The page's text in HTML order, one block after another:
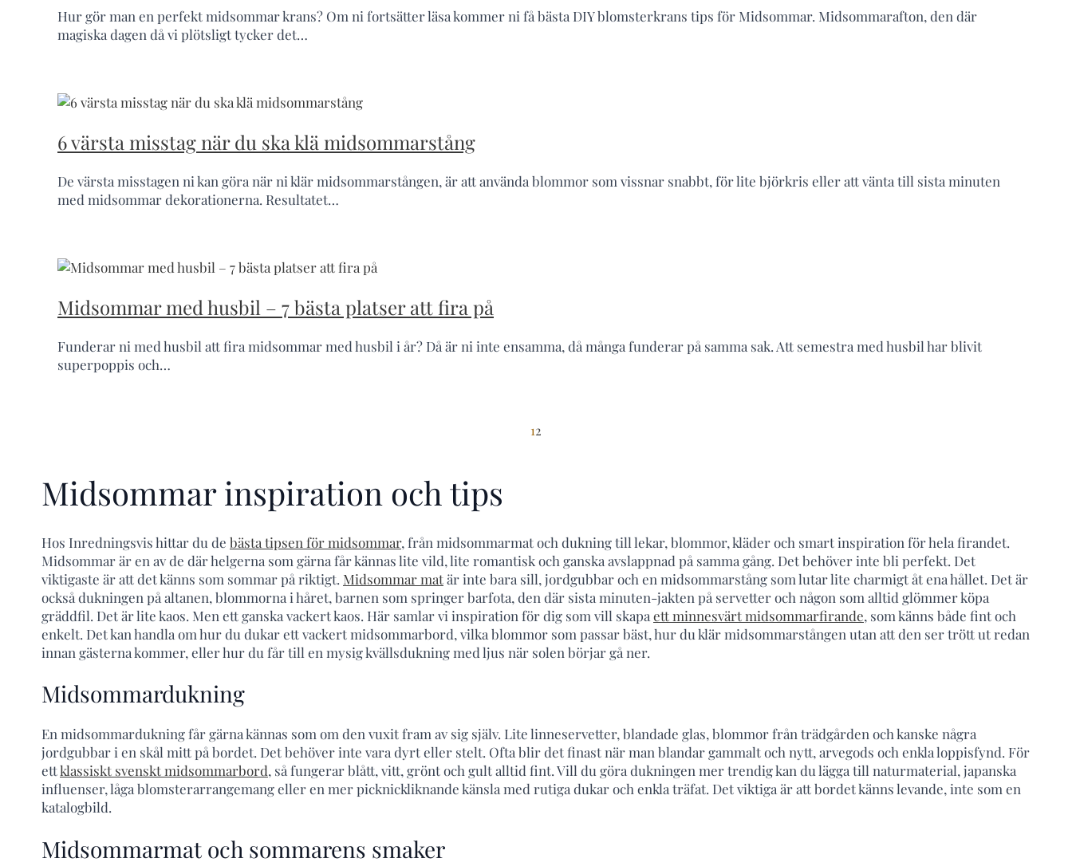
Hur gör man en perfekt midsommar krans? Om ni fortsätter läsa kommer ni få bästa DIY blomsterkrans tips för Midsommar. Midsommarafton, den där
magiska dagen då vi plötsligt tycker det…
6 värsta misstag när du ska klä midsommarstång
De värsta misstagen ni kan göra när ni klär midsommarstången, är att använda blommor som vissnar snabbt, för lite björkris eller att vänta till sista minuten
med midsommar dekorationerna. Resultatet…
Midsommar med husbil – 7 bästa platser att fira på
Funderar ni med husbil att fira midsommar med husbil i år? Då är ni inte ensamma, då många funderar på samma sak. Att semestra med husbil har blivit
superpoppis och…
12
Midsommar inspiration och tips
Hos Inredningsvis hittar du de bästa tipsen för midsommar, från midsommarmat och dukning till lekar, blommor, kläder och smart inspiration för hela firandet.
Midsommar är en av de där helgerna som gärna får kännas lite vild, lite romantisk och ganska avslappnad på samma gång. Det behöver inte bli perfekt. Det
viktigaste är att det känns som sommar på riktigt. Midsommar matär inte bara sill, jordgubbar och en midsommarstång som lutar lite charmigt åt ena hållet. Det är
också dukningen på altanen, blommorna i håret, barnen som springer barfota, den där sista minuten-jakten på servetter och någon som alltid glömmer köpa
gräddfil. Det är lite kaos. Men ett ganska vackert kaos. Här samlar vi inspiration för dig som vill skapa ett minnesvärt midsommarfirande, som känns både fint och
enkelt. Det kan handla om hur du dukar ett vackert midsommarbord, vilka blommor som passar bäst, hur du klär midsommarstången utan att den ser trött ut redan
innan gästerna kommer, eller hur du får till en mysig kvällsdukning med ljus när solen börjar gå ner.
Midsommardukning
En midsommardukning får gärna kännas som om den vuxit fram av sig själv. Lite linneservetter, blandade glas, blommor från trädgården och kanske några
jordgubbar i en skål mitt på bordet. Det behöver inte vara dyrt eller stelt. Ofta blir det finast när man blandar gammalt och nytt, arvegods och enkla loppisfynd. För
ettklassiskt svenskt midsommarbord, så fungerar blått, vitt, grönt och gult alltid fint. Vill du göra dukningen mer trendig kan du lägga till naturmaterial, japanska
influenser, låga blomsterarrangemang eller en mer picknickliknande känsla med rutiga dukar och enkla träfat. Det viktiga är att bordet känns levande, inte som en
katalogbild.
Midsommarmat och sommarens smaker